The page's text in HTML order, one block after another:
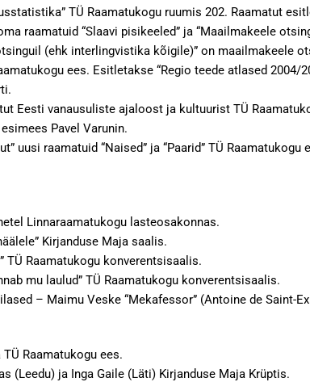
TÜ Raamatukogu ruumis 202. Raamatut
raamatuid “Slaavi pisikeeled” ja “Maailmakeele
(ehk interlingvistika kõigile)” on maailmakeele
ees. Esitletakse “Regio teede atlased 2004/
Eesti vanausuliste ajaloost ja kultuurist TÜ
Pavel Varunin.
uusi raamatuid “Naised” ja “Paarid” TÜ
Linnaraamatukogu lasteosakonnas.
Kirjanduse Maja saalis.
TÜ Raamatukogu konverentsisaalis.
mu laulud” TÜ Raamatukogu konverentsisaalis.
– Maimu Veske “Mekafessor” (Antoine de Saint-
Raamatukogu ees.
(Leedu) ja Inga Gaile (Läti) Kirjanduse Maja Krüptis.